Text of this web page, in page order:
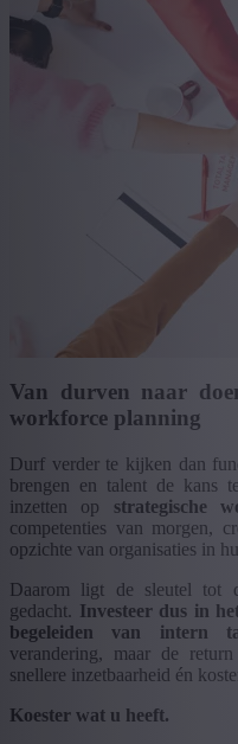
Van durven naar
workforce planning
Durf verder te kijken dan
brengen en talent de kans
inzetten op strategische
competenties van morgen,
opzichte van organisaties in
Daarom ligt de sleutel tot
gedacht. Investeer dus in
begeleiden van intern
verandering, maar de
snellere inzetbaarheid én
Koester wat u heeft.